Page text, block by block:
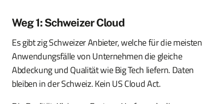
Weg 1: Schweizer Cloud
Es gibt zig Schweizer Anbieter, welche für die meisten
Anwendungsfälle von Unternehmen die gleiche
Abdeckung und Qualität wie Big Tech liefern. Daten
bleiben in der Schweiz. Kein US Cloud Act.